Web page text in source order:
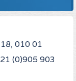
010 01
(0)905 903